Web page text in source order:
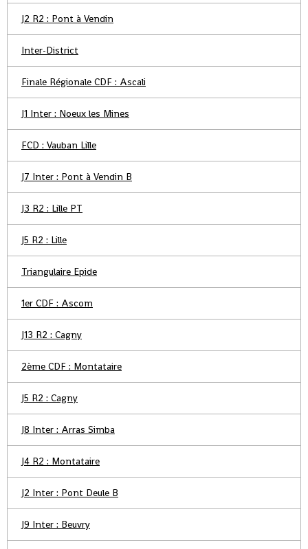
J2 R2 : Pont à Vendin
Inter-District
Finale Régionale CDF : Ascali
J1 Inter : Noeux les Mines
FCD : Vauban Lille
J7 Inter : Pont à Vendin B
J3 R2 : Lille PT
J5 R2 : Lille
Triangulaire Epide
1er CDF : Ascom
J13 R2 : Cagny
2ème CDF : Montataire
J5 R2 : Cagny
J8 Inter : Arras Simba
J4 R2 : Montataire
J2 Inter : Pont Deule B
J9 Inter : Beuvry